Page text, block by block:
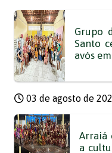
Grupo
Santo
avós
03 de agosto de
Arraiá
a